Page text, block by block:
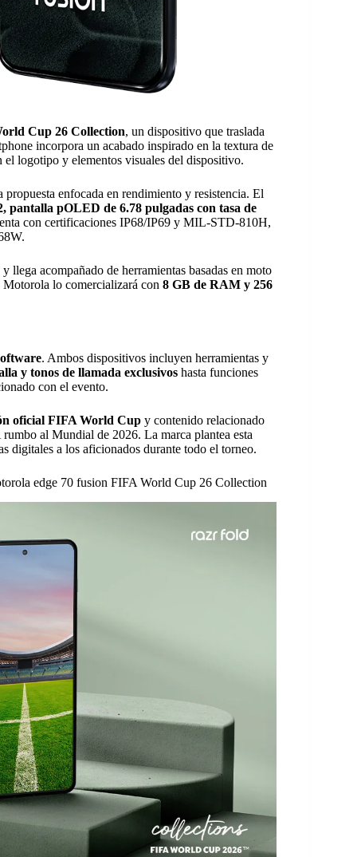
Cup 26 Collection, un dispositivo que traslada
incorpora un acabado inspirado en la textura de
logotipo y elementos visuales del dispositivo.
enfocada en rendimiento y resistencia. El
pOLED de 6.78 pulgadas con tasa de
con certificaciones IP68/IP69 y MIL-STD-810H,
y llega acompañado de herramientas basadas en moto
lo comercializará con 8 GB de RAM y 256
. Ambos dispositivos incluyen herramientas y
y tonos de llamada exclusivos hasta funciones
con el evento.
oficial FIFA World Cup y contenido relacionado
al Mundial de 2026. La marca plantea esta
digitales a los aficionados durante todo el torneo.
edge 70 fusion FIFA World Cup 26 Collection